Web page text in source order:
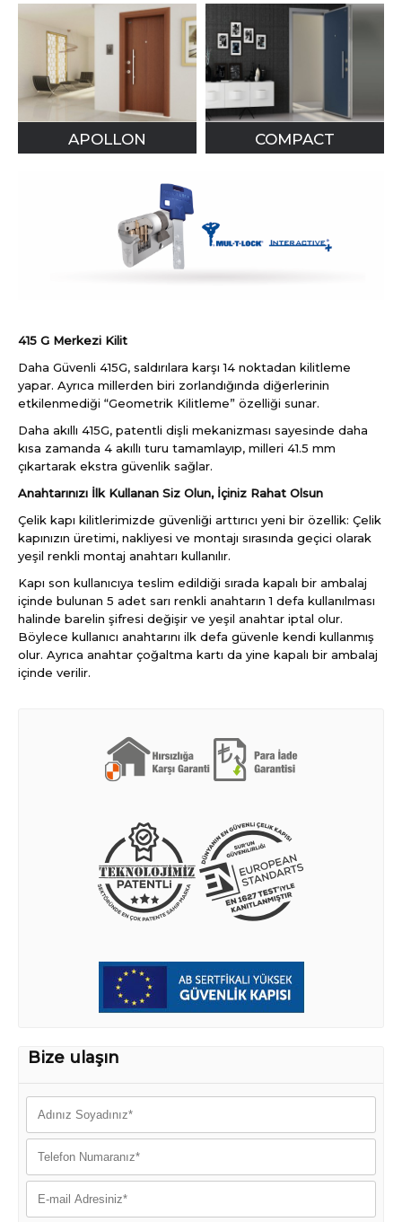
APOLLON COMPACT
415 G Merkezi Kilit
Daha Güvenli 415G, saldırılara karşı 14 noktadan kilitleme
yapar. Ayrıca millerden biri zorlandığında diğerlerinin
etkilenmediği “Geometrik Kilitleme” özelliği sunar.
Daha akıllı 415G, patentli dişli mekanizması sayesinde daha
kısa zamanda 4 akıllı turu tamamlayıp, milleri 41.5 mm
çıkartarak ekstra güvenlik sağlar.
Anahtarınızı İlk Kullanan Siz Olun, İçiniz Rahat Olsun
Çelik kapı kilitlerimizde güvenliği arttırıcı yeni bir özellik: Çelik
kapınızın üretimi, nakliyesi ve montajı sırasında geçici olarak
yeşil renkli montaj anahtarı kullanılır.
Kapı son kullanıcıya teslim edildiği sırada kapalı bir ambalaj
içinde bulunan 5 adet sarı renkli anahtarın 1 defa kullanılması
halinde barelin şifresi değişir ve yeşil anahtar iptal olur.
Böylece kullanıcı anahtarını ilk defa güvenle kendi kullanmış
olur. Ayrıca anahtar çoğaltma kartı da yine kapalı bir ambalaj
içinde verilir.
Bize ulaşın